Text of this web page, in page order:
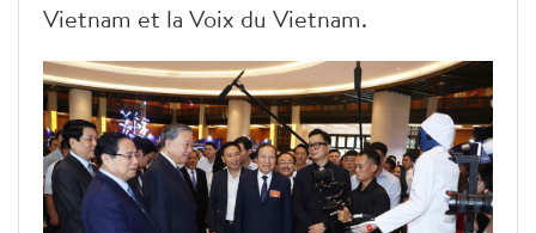
Vietnam et la Voix du Vietnam.